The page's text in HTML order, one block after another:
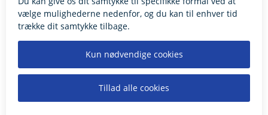
Tilgængelighedserklæring
Giv feedback til hjemmesiden